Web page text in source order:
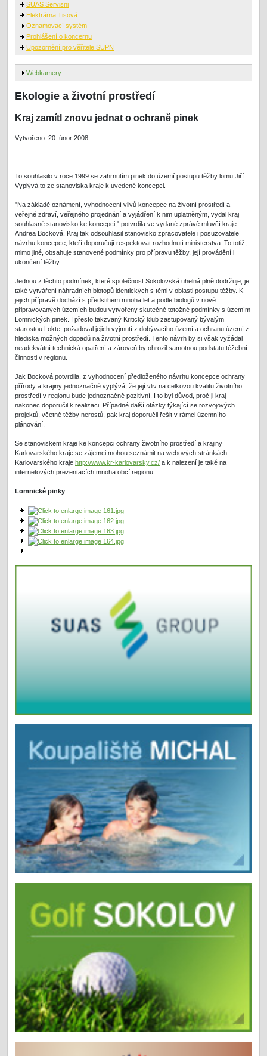
SUAS Servisni
Elektrárna Tisová
Oznamovací systém
Prohlášení o koncernu
Upozornění pro věřitele SUPN
Webkamery
Ekologie a životní prostředí
Kraj zamítl znovu jednat o ochraně pinek
Vytvořeno: 20. únor 2008
To souhlasilo v roce 1999 se zahrnutím pinek do území postupu těžby lomu Jiří.
Vyplývá to ze stanoviska kraje k uvedené koncepci.
"Na základě oznámení, vyhodnocení vlivů koncepce na životní prostředí a
veřejné zdraví, veřejného projednání a vyjádření k nim uplatněným, vydal kraj
souhlasné stanovisko ke koncepci," potvrdila ve vydané zprávě mluvčí kraje
Andrea Bocková. Kraj tak odsouhlasil stanovisko zpracovatele i posuzovatele
návrhu koncepce, kteří doporučují respektovat rozhodnutí ministerstva. To totiž,
mimo jiné, obsahuje stanovené podmínky pro přípravu těžby, její provádění i
ukončení těžby.
Jednou z těchto podmínek, které společnost Sokolovská uhelná plně dodržuje, je
také vytváření náhradních biotopů identických s těmi v oblasti postupu těžby. K
jejich přípravě dochází s předstihem mnoha let a podle biologů v nově
připravovaných územích budou vytvořeny skutečně totožné podmínky s územím
Lomnických pinek. I přesto takzvaný Kritický klub zastupovaný bývalým
starostou Lokte, požadoval jejich vyjmutí z dobývacího území a ochranu území z
hlediska možných dopadů na životní prostředí. Tento návrh by si však vyžádal
neadekvátní technická opatření a zároveň by ohrozil samotnou podstatu těžební
činnosti v regionu.
Jak Bocková potvrdila, z vyhodnocení předloženého návrhu koncepce ochrany
přírody a krajiny jednoznačně vyplývá, že její vliv na celkovou kvalitu životního
prostředí v regionu bude jednoznačně pozitivní. I to byl důvod, proč ji kraj
nakonec doporučil k realizaci. Případné další otázky týkající se rozvojových
projektů, včetně těžby nerostů, pak kraj doporučil řešit v rámci územního
plánování.
Se stanoviskem kraje ke koncepci ochrany životního prostředí a krajiny
Karlovarského kraje se zájemci mohou seznámit na webových stránkách
Karlovarského kraje http://www.kr-karlovarsky.cz/ a k nalezení je také na
internetových prezentacích mnoha obcí regionu.
Lomnické pinky